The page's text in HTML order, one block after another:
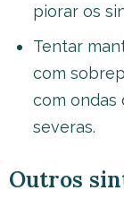
piorar os
Tentar
com
com ondas
severas.
Outros